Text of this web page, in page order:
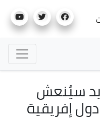
سيُنعش